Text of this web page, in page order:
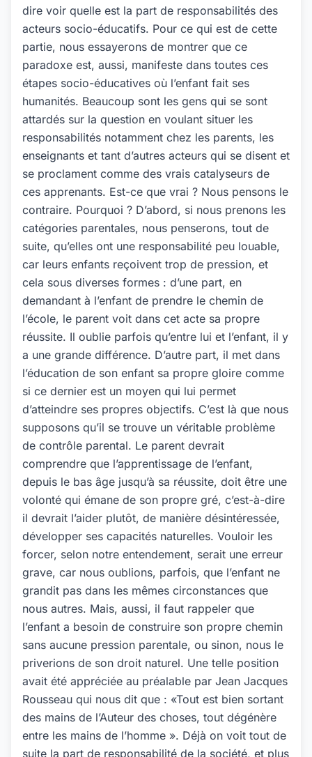
dire voir quelle est la part de responsabilités des
acteurs socio-éducatifs. Pour ce qui est de cette
partie, nous essayerons de montrer que ce
paradoxe est, aussi, manifeste dans toutes ces
étapes socio-éducatives où l’enfant fait ses
humanités. Beaucoup sont les gens qui se sont
attardés sur la question en voulant situer les
responsabilités notamment chez les parents, les
enseignants et tant d’autres acteurs qui se disent et
se proclament comme des vrais catalyseurs de
ces apprenants. Est-ce que vrai ? Nous pensons le
contraire. Pourquoi ? D’abord, si nous prenons les
catégories parentales, nous penserons, tout de
suite, qu’elles ont une responsabilité peu louable,
car leurs enfants reçoivent trop de pression, et
cela sous diverses formes : d’une part, en
demandant à l’enfant de prendre le chemin de
l’école, le parent voit dans cet acte sa propre
réussite. Il oublie parfois qu’entre lui et l’enfant, il y
a une grande différence. D’autre part, il met dans
l’éducation de son enfant sa propre gloire comme
si ce dernier est un moyen qui lui permet
d’atteindre ses propres objectifs. C’est là que nous
supposons qu’il se trouve un véritable problème
de contrôle parental. Le parent devrait
comprendre que l’apprentissage de l’enfant,
depuis le bas âge jusqu’à sa réussite, doit être une
volonté qui émane de son propre gré, c’est-à-dire
il devrait l’aider plutôt, de manière désintéressée,
développer ses capacités naturelles. Vouloir les
forcer, selon notre entendement, serait une erreur
grave, car nous oublions, parfois, que l’enfant ne
grandit pas dans les mêmes circonstances que
nous autres. Mais, aussi, il faut rappeler que
l’enfant a besoin de construire son propre chemin
sans aucune pression parentale, ou sinon, nous le
priverions de son droit naturel. Une telle position
avait été appréciée au préalable par Jean Jacques
Rousseau qui nous dit que : «Tout est bien sortant
des mains de l’Auteur des choses, tout dégénère
entre les mains de l’homme ». Déjà on voit tout de
suite la part de responsabilité de la société, et plus